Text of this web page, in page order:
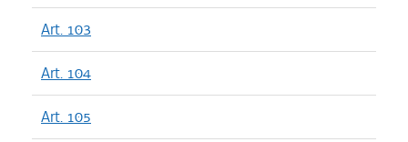
Art. 103
Art. 104
Art. 105